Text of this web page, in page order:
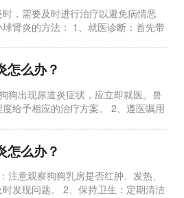
，需要及时进行治疗以避免病情恶
肾炎的方法： 1、就医诊断：首先带
怎么办？
狗出现尿道炎症状，应立即就医。兽
给予相应的治疗方案。 2、遵医嘱用
怎么办？
注意观察狗狗乳房是否红肿、发热、
发现问题。 2、保持卫生：定期清洁